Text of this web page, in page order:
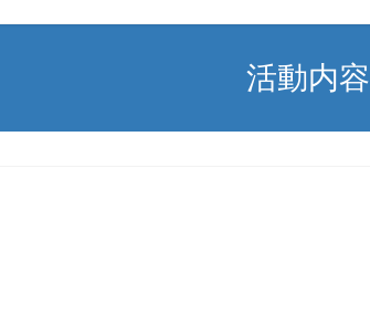
活動内容